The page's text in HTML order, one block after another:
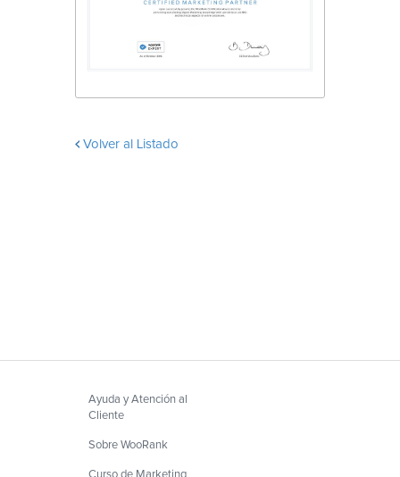
Volver al Listado
Ayuda y Atención al
Cliente
Sobre WooRank